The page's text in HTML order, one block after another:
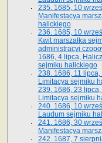
235. 1685, 10
Manifestacya
halickiego
236. 1685, 10
Kwit marszałka
administracyi
1686, 4 lipca,
sejmiku halickiego
238. 1686, 11 lipca,
Limitacya sejmiku
239. 1686, 23
Limitacya sejmiku
240. 1686, 10
Laudum sejmiku
241. 1686, 30
Manifestacya
242. 1687, 7